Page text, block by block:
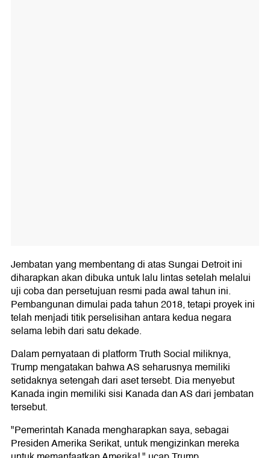
Jembatan yang membentang di atas Sungai Detroit ini
diharapkan akan dibuka untuk lalu lintas setelah melalui
uji coba dan persetujuan resmi pada awal tahun ini.
Pembangunan dimulai pada tahun 2018, tetapi proyek ini
telah menjadi titik perselisihan antara kedua negara
selama lebih dari satu dekade.
Dalam pernyataan di platform Truth Social miliknya,
Trump mengatakan bahwa AS seharusnya memiliki
setidaknya setengah dari aset tersebt. Dia menyebut
Kanada ingin memiliki sisi Kanada dan AS dari jembatan
tersebut.
"Pemerintah Kanada mengharapkan saya, sebagai
Presiden Amerika Serikat, untuk mengizinkan mereka